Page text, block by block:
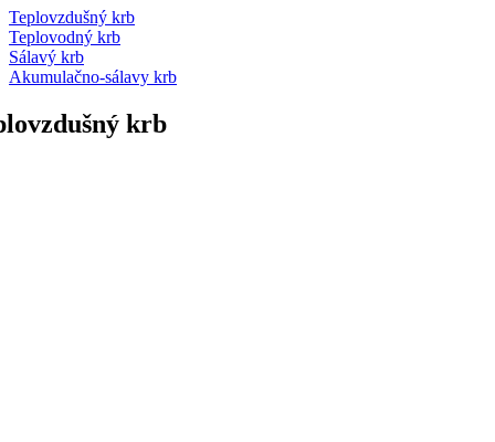
Teplovzdušný krb
Teplovodný krb
Sálavý krb
Akumulačno-sálavy krb
krb